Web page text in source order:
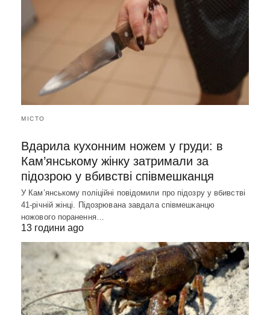
МІСТО
Вдарила кухонним ножем у груди: в
Кам’янському жінку затримали за
підозрою у вбивстві співмешканця
У Кам’янському поліційні повідомили про підозру у вбивстві
41-річній жінці. Підозрювана завдала співмешканцю
ножового поранення…
13 години ago